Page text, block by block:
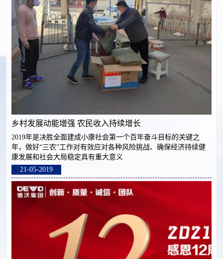
乡村发展动能增强 农民收入持续增长
2019年是决胜全面建成小康社会第一个百年奋斗目标的关键之
年，做好“三农”工作对有效应对各种风险挑战、确保经济持续健
康发展和社会大局稳定具有重大意义
21-05-2019